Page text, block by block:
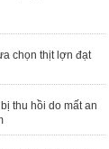
chọn thịt lợn đạt
thu hồi do mất an